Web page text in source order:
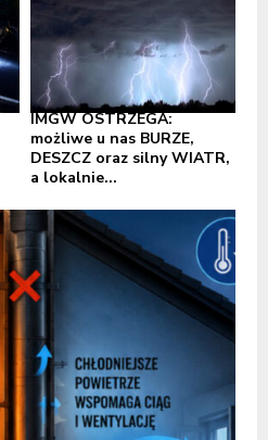
IMGW OSTRZEGA:
możliwe u nas BURZE,
DESZCZ oraz silny WIATR,
a lokalnie...